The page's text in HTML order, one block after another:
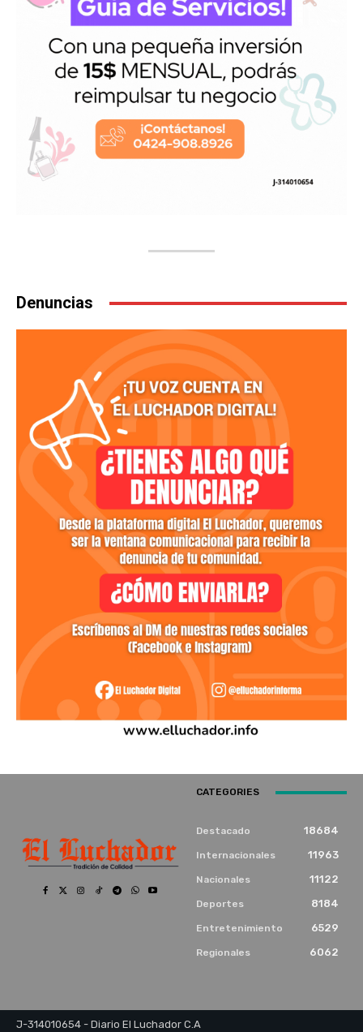
Denuncias
CATEGORIES
Destacado 18684
Internacionales 11963
Nacionales 11122
Deportes 8184
Entretenimiento 6529
Regionales 6062
J-314010654 - Diario El Luchador C.A